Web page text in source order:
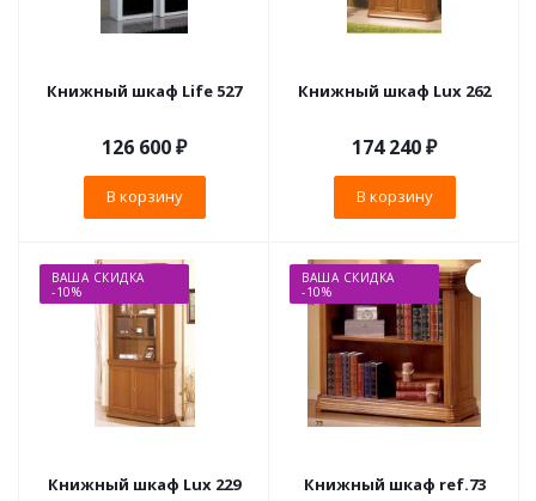
Книжный шкаф Life 527
126 600₽
В корзину
Книжный шкаф Lux 262
174 240₽
В корзину
ВАША СКИДКА
-10%
Книжный шкаф Lux 229
ВАША СКИДКА
-10%
Книжный шкаф ref.73